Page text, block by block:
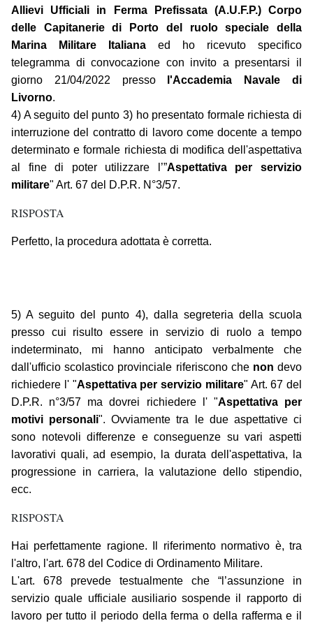
Allievi Ufficiali in Ferma Prefissata (A.U.F.P.) Corpo
delle Capitanerie di Porto del ruolo speciale della
Marina Militare Italiana ed ho ricevuto specifico
telegramma di convocazione con invito a presentarsi il
giorno 21/04/2022 presso
l'Accademia Navale di
Livorno.
4) A seguito del punto 3) ho presentato formale richiesta di
interruzione del contratto di lavoro come docente a tempo
determinato e formale richiesta di modifica dell'aspettativa
al fine di poter utilizzare l’”Aspettativa per servizio
militare" Art. 67 del D.P.R. N°3/57.
RISPOSTA
Perfetto, la procedura adottata è corretta.
5) A seguito del punto 4), dalla segreteria della scuola
presso cui risulto essere in servizio di ruolo a tempo
indeterminato, mi hanno anticipato verbalmente che
dall'ufficio scolastico provinciale riferiscono che non devo
richiedere l' "Aspettativa per servizio militare" Art. 67 del
D.P.R. n°3/57 ma dovrei richiedere l' "Aspettativa per
motivi personali". Ovviamente tra le due aspettative ci
sono notevoli differenze e conseguenze su vari aspetti
lavorativi quali, ad esempio, la durata dell'aspettativa, la
progressione in carriera, la valutazione dello stipendio,
ecc.
RISPOSTA
Hai perfettamente ragione. Il riferimento normativo è, tra
l'altro, l'art. 678 del Codice di Ordinamento Militare.
L'art. 678 prevede testualmente che “l’assunzione in
servizio quale ufficiale ausiliario sospende il rapporto di
lavoro per tutto il periodo della ferma o della rafferma e il